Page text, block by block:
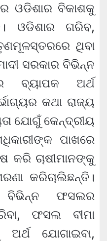
ଓଡିଶାର ବିକାଶକୁ
ଓଡିଶାର ଗରିବ,
ଥିବା
ସରକାର ବିଭିନ୍ନ
ବ୍ୟାପକ ଅର୍ଥ
କଥା ରାଜ୍ୟ
ଯୋଗୁଁ କେନ୍ଦ୍ରୀୟ
ପାଖରେ
କରି ଚାଷୀମାନଙ୍କୁ
କରିଚାଲିଛନ୍ତି।
ବିଭିନ୍ନ ଫସଲର
ଫସଲ ବୀମା
ଅର୍ଥ ଯୋଗାଇବା,